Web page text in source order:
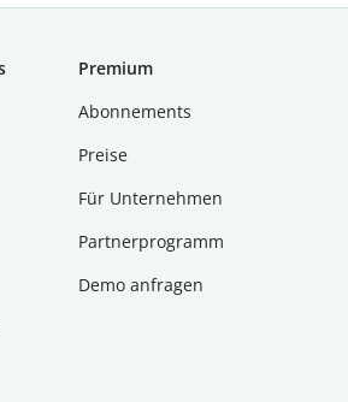
Premium
Abon­ne­ments
Preise
Für Unternehmen
Partnerprogramm
Demo anfragen